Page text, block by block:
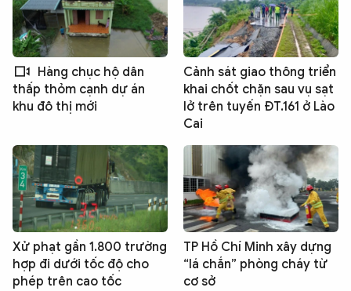
Hàng chục hộ dân
thấp thỏm cạnh dự án
khu đô thị mới
Cảnh sát giao thông triển
khai chốt chặn sau vụ sạt
lở trên tuyến ĐT.161 ở Lào
Cai
Xử phạt gần 1.800 trường
hợp đi dưới tốc độ cho
phép trên cao tốc
TP Hồ Chí Minh xây dựng
“lá chắn” phòng cháy từ
cơ sở